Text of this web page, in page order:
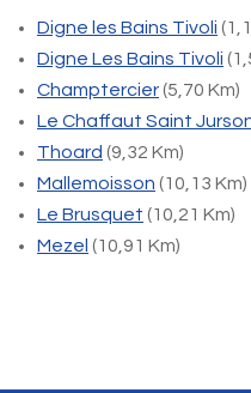
Digne les Bains Tivoli
Digne Les Bains Tivoli
Champtercier(5,70 Km)
Le Chaffaut Saint
Thoard (9,32 Km)
Mallemoisson (10,13 Km)
Le Brusquet (10,21 Km)
Mezel (10,91 Km)